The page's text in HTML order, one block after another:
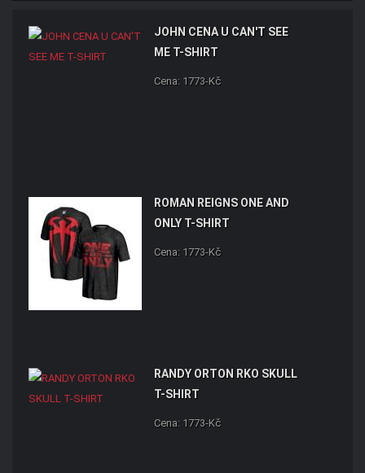
JOHN CENA U CAN'T SEE
ME T-SHIRT
Cena: 1773-Kč
ROMAN REIGNS ONE AND
ONLY T-SHIRT
Cena: 1773-Kč
RANDY ORTON RKO SKULL
T-SHIRT
Cena: 1773-Kč